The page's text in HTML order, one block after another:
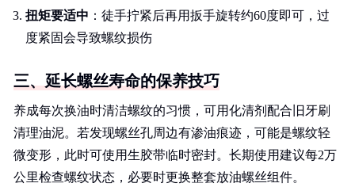
扭矩要适中 ：徒手拧紧后再用扳手旋转约60度即可，过
度紧固会导致螺纹损伤
三、延长螺丝寿命的保养技巧
养成每次换油时清洁螺纹的习惯，可用化清剂配合旧牙刷
清理油泥。若发现螺丝孔周边有渗油痕迹，可能是螺纹轻
微变形，此时可使用生胶带临时密封。长期使用建议每2万
公里检查螺纹状态，必要时更换整套放油螺丝组件。